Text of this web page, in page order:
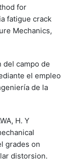
for
fatigue crack
Mechanics,
del campo de
el empleo
de la
H. Y
grades on
distorsion.